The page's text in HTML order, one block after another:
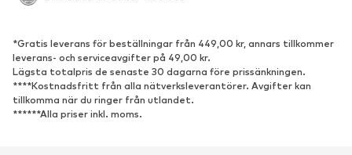
Lågskor
SPORT
Sportkläder
Sporttyper
Sportskor
*Gratis leverans för beställningar från 449,00 kr, annars tillkommer
leverans- och serviceavgifter på 49,00 kr.
Lägsta totalpris de senaste 30 dagarna före prissänkningen.
****Kostnadsfritt från alla nätverksleverantörer. Avgifter kan
tillkomma när du ringer från utlandet.
******Alla priser inkl. moms.